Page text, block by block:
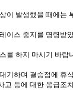
이 발생했을 때에는
이스 중지를 명령받
를 하지 마시기 바랍
기하며 결승점에 휴
고 등에 대한 응급조